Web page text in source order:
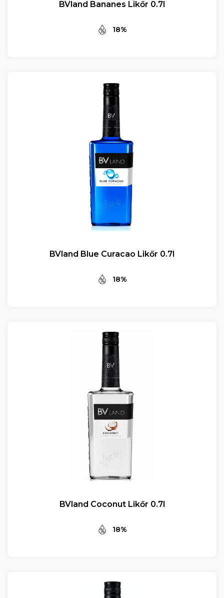
BVland Bananes Likőr 0.7l
18%
BVland Blue Curacao Likőr 0.7l
18%
BVland Coconut Likőr 0.7l
18%